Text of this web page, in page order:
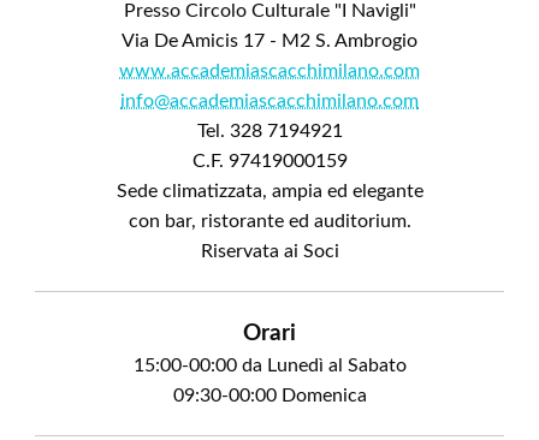
Presso Circolo Culturale "I Navigli"
Via De Amicis 17 - M2 S. Ambrogio
www.accademiascacchimilano.com
info@accademiascacchimilano.com
Tel. 328 7194921
C.F. 97419000159
Sede climatizzata, ampia ed elegante
con bar, ristorante ed auditorium.
Riservata ai Soci
Orari
15:00-00:00 da Lunedì al Sabato
09:30-00:00 Domenica